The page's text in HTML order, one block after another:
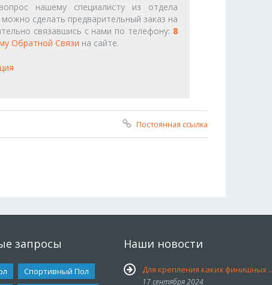
нашему специалисту из отдела
сделать предварительный заказ на
связавшись с нами по телефону: 8
Обратной Связи на сайте.
Постоянная ссылка
запросы
Спортивный Пол
Наши новости
Для крепления каких финишных
17 сентября 2024